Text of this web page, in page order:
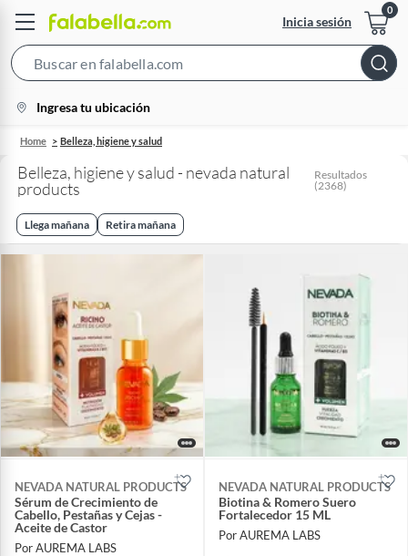
Inicia sesión
Bar
location-
icon
Ingresa tu ubicación
Home Belleza, higiene y salud
Belleza, higiene y salud - nevada natural
products
Resultados
(2368)
Llega mañana Retira mañana
NEVADA NATURAL PRODUCTS
Sérum de Crecimiento de
Cabello, Pestañas y Cejas -
Aceite de Castor
Por AUREMA LABS
NEVADA NATURAL PRODUCTS
Biotina & Romero Suero
Fortalecedor 15 ML
Por AUREMA LABS